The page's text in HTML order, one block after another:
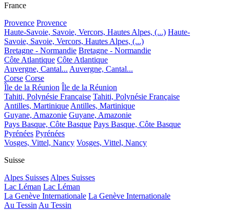
France
Provence Provence
Haute-Savoie, Savoie, Vercors, Hautes Alpes, (...) Haute-
Savoie, Savoie, Vercors, Hautes Alpes, (...)
Bretagne - Normandie Bretagne - Normandie
Côte Atlantique Côte Atlantique
Auvergne, Cantal... Auvergne, Cantal...
Corse Corse
Île de la Réunion Île de la Réunion
Tahiti, Polynésie Française Tahiti, Polynésie Française
Antilles, Martinique Antilles, Martinique
Guyane, Amazonie Guyane, Amazonie
Pays Basque, Côte Basque Pays Basque, Côte Basque
Pyrénées Pyrénées
Vosges, Vittel, Nancy Vosges, Vittel, Nancy
Suisse
Alpes Suisses Alpes Suisses
Lac Léman Lac Léman
La Genève Internationale La Genève Internationale
Au Tessin Au Tessin